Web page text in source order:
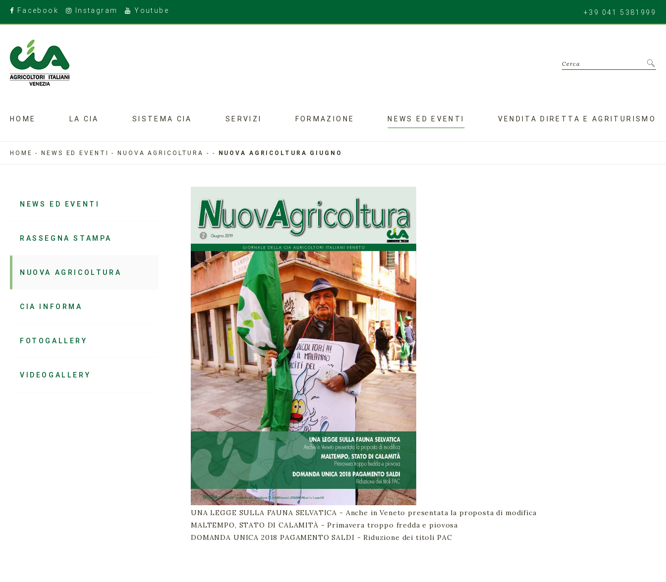
Facebook Instagram Youtube +39 041 5381999
Cerca
HOME LA CIA SISTEMA CIA SERVIZI FORMAZIONE NEWS ED EVENTI VENDITA DIRETTA E AGRITURISMO
HOME -NEWS ED EVENTI -NUOVA AGRICOLTURA - - NUOVA AGRICOLTURA GIUGNO
NEWS ED EVENTI
RASSEGNA STAMPA
NUOVA AGRICOLTURA
CIA INFORMA
FOTOGALLERY
VIDEOGALLERY
UNA LEGGE SULLA FAUNA SELVATICA - Anche in Veneto presentata la proposta di modifica
MALTEMPO, STATO DI CALAMITÀ - Primavera troppo fredda e piovosa
DOMANDA UNICA 2018 PAGAMENTO SALDI - Riduzione dei titoli PAC